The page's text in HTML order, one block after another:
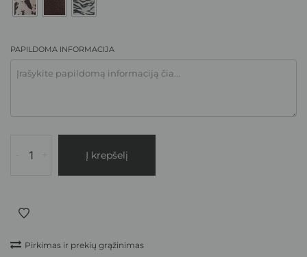
PAPILDOMA INFORMACIJA
Į krepšelį
Pirkimas ir prekių grąžinimas